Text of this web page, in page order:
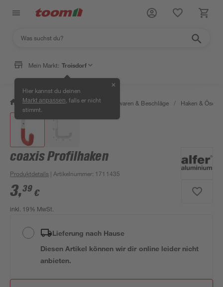
Mein Markt: Troisdorf
Hier kannst du deinen
Markt anpassen , falls er nicht
stimmt.
✕
/ Werkstatt & Maschinen / Eisenwaren & Beschläge / Haken & Ösen
coaxis Profilhaken
Produktdetails | Artikelnummer: 1711435
3,39 €
inkl. 19% MwSt.
Lieferung nach Hause
Diesen Artikel können wir dir online leider nicht
anbieten.